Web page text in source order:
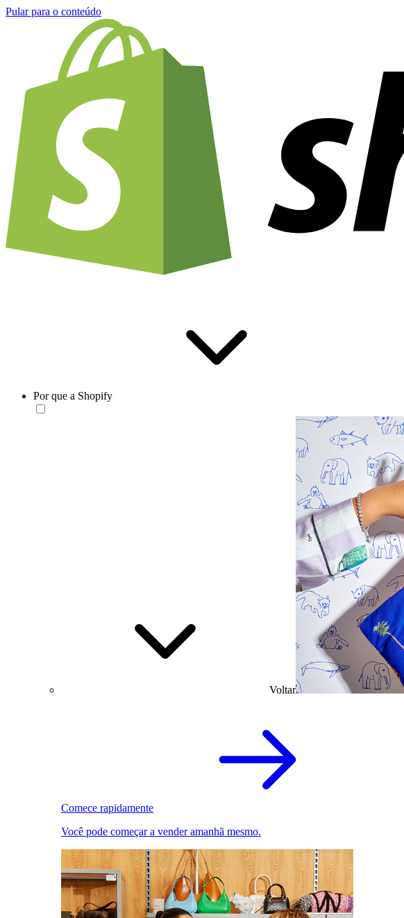
Pular para o conteúdo
Por que a Shopify
Voltar
Comece rapidamente
Você pode começar a vender amanhã mesmo.